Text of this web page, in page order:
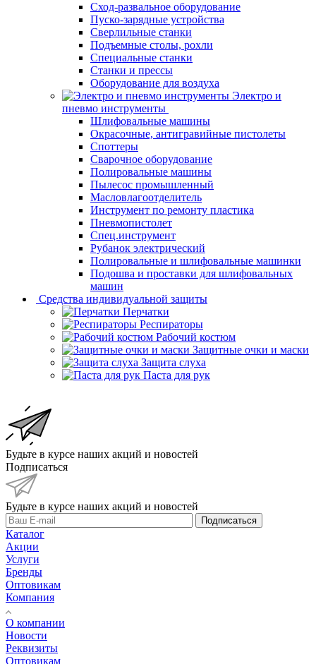
Сход-развальное оборудование
Пуско-зарядные устройства
Сверлильные станки
Подъемные столы, рохли
Специальные станки
Станки и прессы
Оборудование для воздуха
Электро и
пневмо инструменты
Шлифовальные машины
Окрасочные, антигравийные пистолеты
Споттеры
Сварочное оборудование
Полировальные машины
Пылесос промышленный
Масловлагоотделитель
Инструмент по ремонту пластика
Пневмопистолет
Спец.инструмент
Рубанок электрический
Полировальные и шлифовальные машинки
Подошва и проставки для шлифовальных
машин
Средства индивидуальной защиты
Перчатки
Респираторы
Рабочий костюм
Защитные очки и маски
Защита слуха
Паста для рук
Будьте в курсе наших акций и новостей
Подписаться
Будьте в курсе наших акций и новостей
Подписаться
Каталог
Акции
Услуги
Бренды
Оптовикам
Компания
О компании
Новости
Реквизиты
Оптовикам